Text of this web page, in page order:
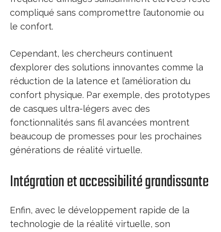
compliqué sans compromettre l’autonomie ou
le confort.
Cependant, les chercheurs continuent
d’explorer des solutions innovantes comme la
réduction de la latence et l’amélioration du
confort physique. Par exemple, des prototypes
de casques ultra-légers avec des
fonctionnalités sans fil avancées montrent
beaucoup de promesses pour les prochaines
générations de réalité virtuelle.
Intégration et accessibilité grandissante
Enfin, avec le développement rapide de la
technologie de la réalité virtuelle, son